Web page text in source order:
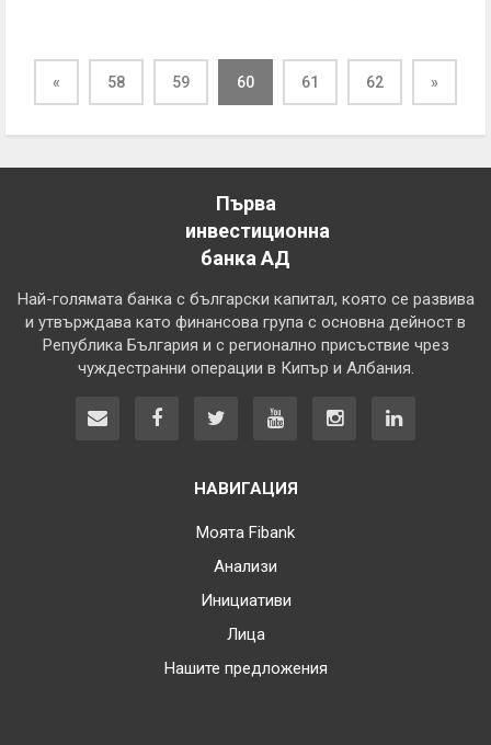
« 58 59 60 61 62 »
Първа
инвестиционна
банка АД
Най-голямата банка с български капитал, която се развива
и утвърждава като финансова група с основна дейност в
Република България и с регионално присъствие чрез
чуждестранни операции в Кипър и Албания.
НАВИГАЦИЯ
Моята Fibank
Анализи
Инициативи
Лица
Нашите предложения